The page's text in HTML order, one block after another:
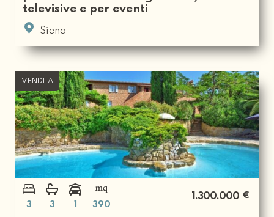
televisive e per eventi
Siena
VENDITA
3 3 390
1.300.000 €